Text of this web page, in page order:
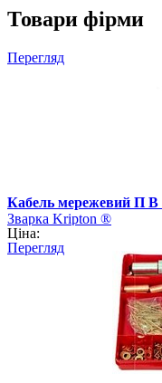
Товари фірми
Перегляд
Кабель мережевий П
Зварка Kripton ®
Ціна:
Перегляд